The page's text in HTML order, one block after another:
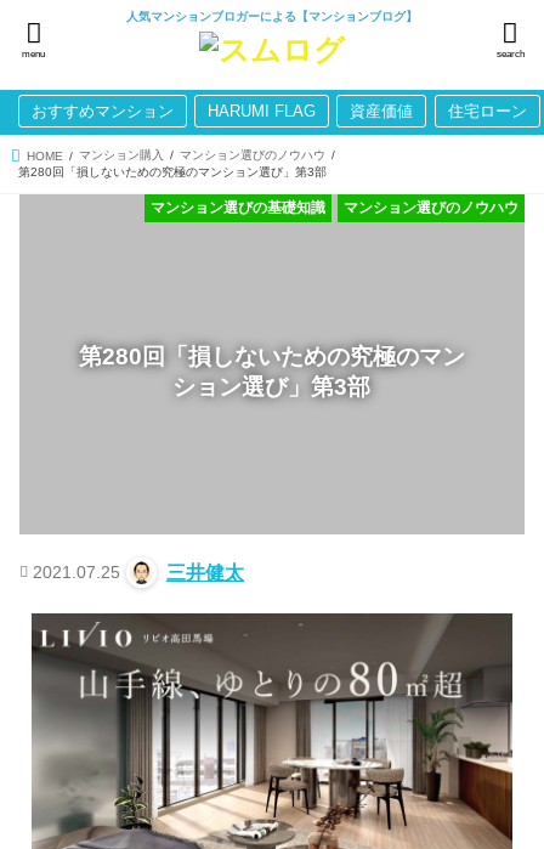
人気マンションブロガーによる【マンションブログ】
search
menu
おすすめマンション HARUMI FLAG 資産価値 住宅ローン
HOME マンション購入
マンション選びのノウハウ
第280回「損しないための究極のマンション選び」第3部
第280回「損しないための究極のマン
ション選び」第3部
マンション選びのノウハウ
マンション選びの基礎知識
2021.07.25 三井健太